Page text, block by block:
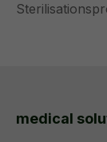
medical